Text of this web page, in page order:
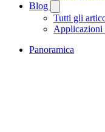
Blog
Tutti gli
Applicazioni
Panoramica